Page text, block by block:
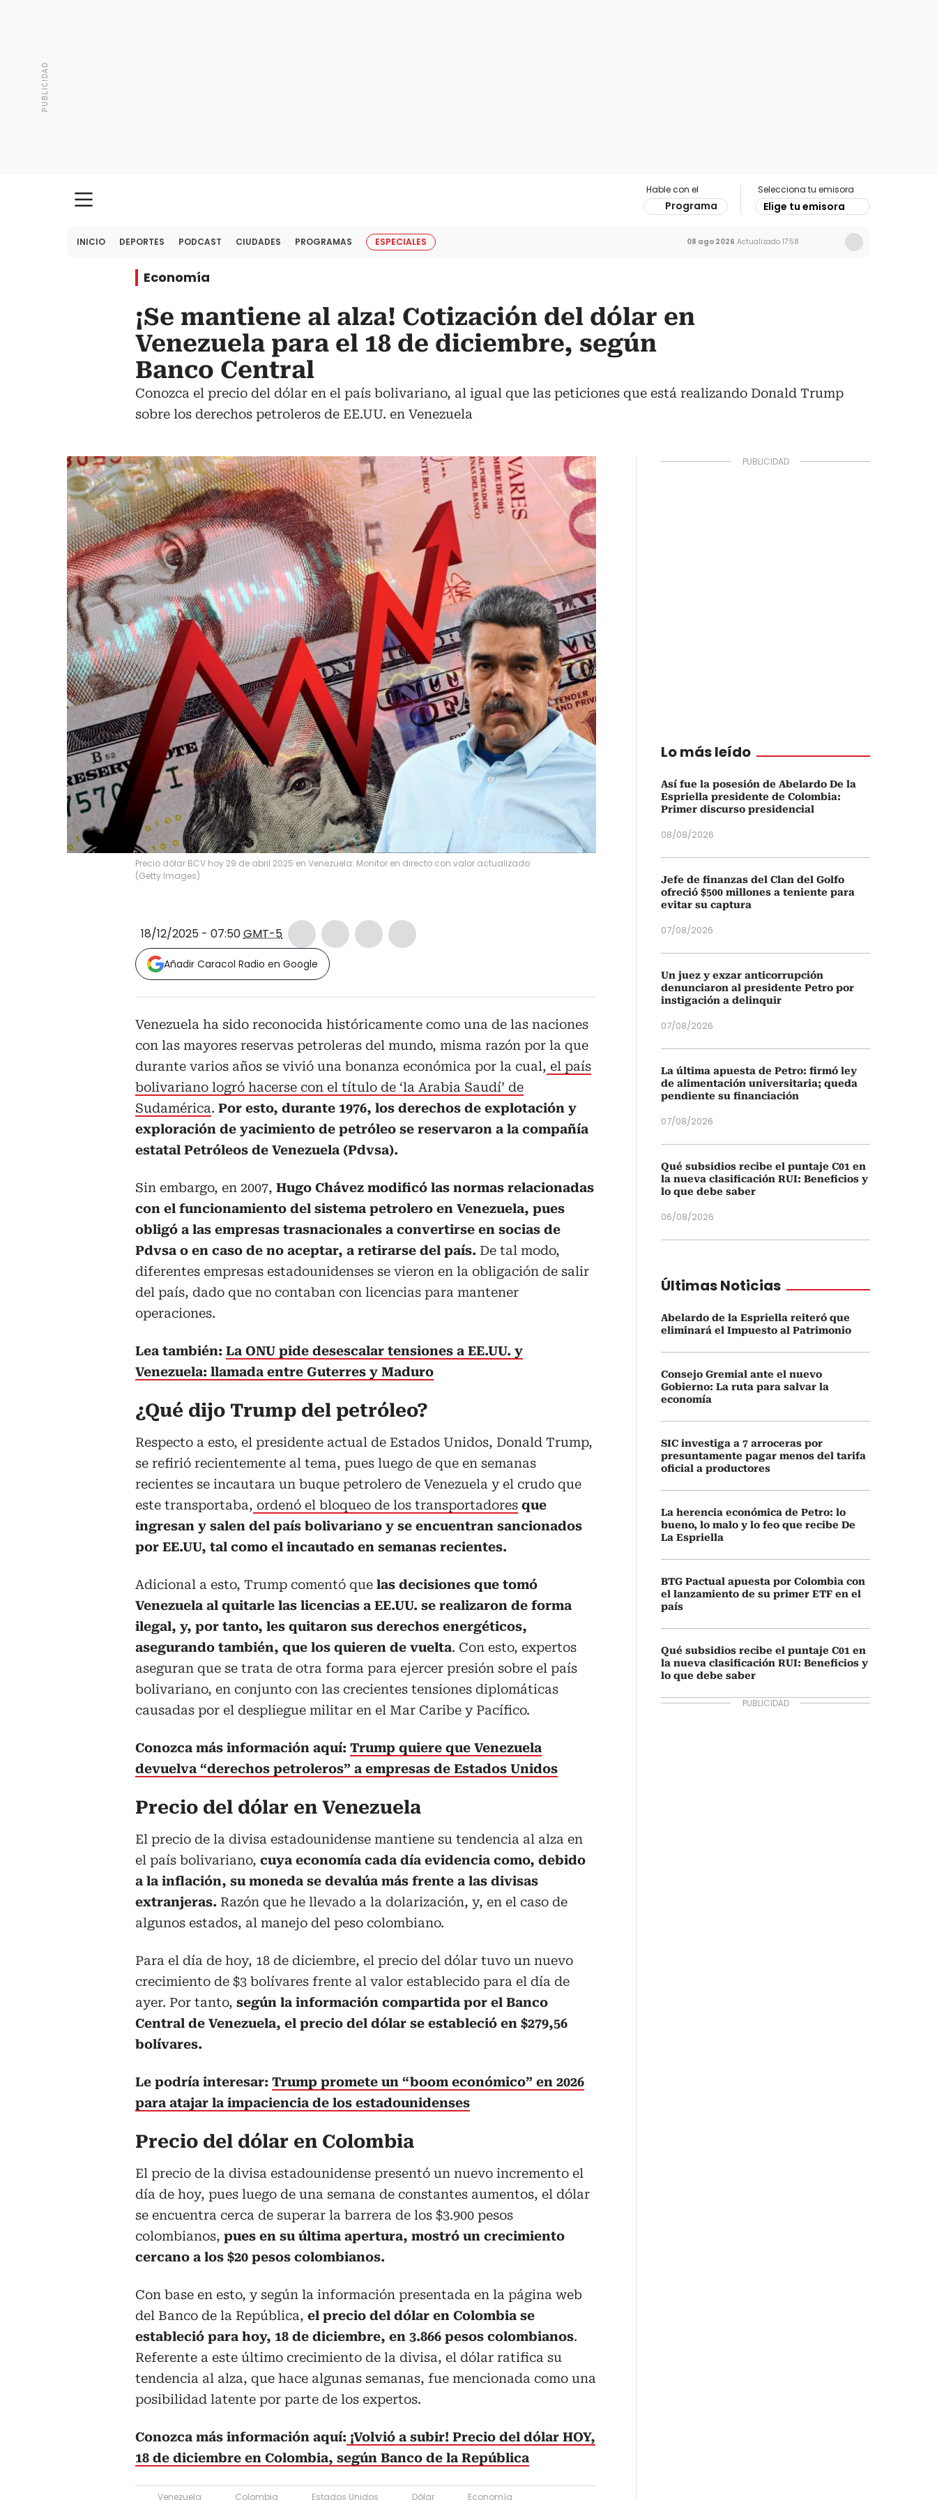
Hable con el
Programa
Selecciona tu emisora
Elige tu emisora
INICIO DEPORTES PODCAST CIUDADES PROGRAMAS ESPECIALES 08 ago 2026 Actualizado 17:58
Economía
¡Se mantiene al alza! Cotización del dólar en
Venezuela para el 18 de diciembre, según
Banco Central
Conozca el precio del dólar en el país bolivariano, al igual que las peticiones que está realizando Donald Trump
sobre los derechos petroleros de EE.UU. en Venezuela
Precio dólar BCV hoy 29 de abril 2025 en Venezuela: Monitor en directo con valor actualizado
(Getty Images)
18/12/2025 - 07:50GMT-5
Añadir Caracol Radio en Google
Venezuela ha sido reconocida históricamente como una de las naciones
con las mayores reservas petroleras del mundo, misma razón por la que
durante varios años se vivió una bonanza económica por la cual, el país
bolivariano logró hacerse con el título de ‘la Arabia Saudí’ de
Sudamérica. Por esto, durante 1976, los derechos de explotación y
exploración de yacimiento de petróleo se reservaron a la compañía
estatal Petróleos de Venezuela (Pdvsa).
Sin embargo, en 2007, Hugo Chávez modificó las normas relacionadas
con el funcionamiento del sistema petrolero en Venezuela, pues
obligó a las empresas trasnacionales a convertirse en socias de
Pdvsa o en caso de no aceptar, a retirarse del país. De tal modo,
diferentes empresas estadounidenses se vieron en la obligación de salir
del país, dado que no contaban con licencias para mantener
operaciones.
Lea también: La ONU pide desescalar tensiones a EE.UU. y
Venezuela: llamada entre Guterres y Maduro
¿Qué dijo Trump del petróleo?
Respecto a esto, el presidente actual de Estados Unidos, Donald Trump,
se refirió recientemente al tema, pues luego de que en semanas
recientes se incautara un buque petrolero de Venezuela y el crudo que
este transportaba, ordenó el bloqueo de los transportadores que
ingresan y salen del país bolivariano y se encuentran sancionados
por EE.UU, tal como el incautado en semanas recientes.
Adicional a esto, Trump comentó que las decisiones que tomó
Venezuela al quitarle las licencias a EE.UU. se realizaron de forma
ilegal, y, por tanto, les quitaron sus derechos energéticos,
asegurando también, que los quieren de vuelta. Con esto, expertos
aseguran que se trata de otra forma para ejercer presión sobre el país
bolivariano, en conjunto con las crecientes tensiones diplomáticas
causadas por el despliegue militar en el Mar Caribe y Pacífico.
Conozca más información aquí: Trump quiere que Venezuela
devuelva “derechos petroleros” a empresas de Estados Unidos
Precio del dólar en Venezuela
El precio de la divisa estadounidense mantiene su tendencia al alza en
el país bolivariano, cuya economía cada día evidencia como, debido
a la inflación, su moneda se devalúa más frente a las divisas
extranjeras. Razón que he llevado a la dolarización, y, en el caso de
algunos estados, al manejo del peso colombiano.
Para el día de hoy, 18 de diciembre, el precio del dólar tuvo un nuevo
crecimiento de $3 bolívares frente al valor establecido para el día de
ayer. Por tanto, según la información compartida por el Banco
Central de Venezuela, el precio del dólar se estableció en $279,56
bolívares.
Le podría interesar: Trump promete un “boom económico” en 2026
para atajar la impaciencia de los estadounidenses
Precio del dólar en Colombia
El precio de la divisa estadounidense presentó un nuevo incremento el
día de hoy, pues luego de una semana de constantes aumentos, el dólar
se encuentra cerca de superar la barrera de los $3.900 pesos
colombianos, pues en su última apertura, mostró un crecimiento
cercano a los $20 pesos colombianos.
Con base en esto, y según la información presentada en la página web
del Banco de la República, el precio del dólar en Colombia se
estableció para hoy, 18 de diciembre, en 3.866 pesos colombianos.
Referente a este último crecimiento de la divisa, el dólar ratifica su
tendencia al alza, que hace algunas semanas, fue mencionada como una
posibilidad latente por parte de los expertos.
Conozca más información aquí: ¡Volvió a subir! Precio del dólar HOY,
18 de diciembre en Colombia, según Banco de la República
Venezuela Colombia Estados Unidos Dólar Economía
Lo más leído
Así fue la posesión de Abelardo De la
Espriella presidente de Colombia:
Primer discurso presidencial
08/08/2026
Jefe de finanzas del Clan del Golfo
ofreció $500 millones a teniente para
evitar su captura
07/08/2026
Un juez y exzar anticorrupción
denunciaron al presidente Petro por
instigación a delinquir
07/08/2026
La última apuesta de Petro: firmó ley
de alimentación universitaria; queda
pendiente su financiación
07/08/2026
Qué subsidios recibe el puntaje C01 en
la nueva clasificación RUI: Beneficios y
lo que debe saber
06/08/2026
Últimas Noticias
Abelardo de la Espriella reiteró que
eliminará el Impuesto al Patrimonio
Consejo Gremial ante el nuevo
Gobierno: La ruta para salvar la
economía
SIC investiga a 7 arroceras por
presuntamente pagar menos del tarifa
oficial a productores
La herencia económica de Petro: lo
bueno, lo malo y lo feo que recibe De
La Espriella
BTG Pactual apuesta por Colombia con
el lanzamiento de su primer ETF en el
país
Qué subsidios recibe el puntaje C01 en
la nueva clasificación RUI: Beneficios y
lo que debe saber